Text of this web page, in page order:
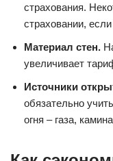
страхования.
страховании,
Материал стен.
увеличивает
Источники
обязательно
огня – газа,